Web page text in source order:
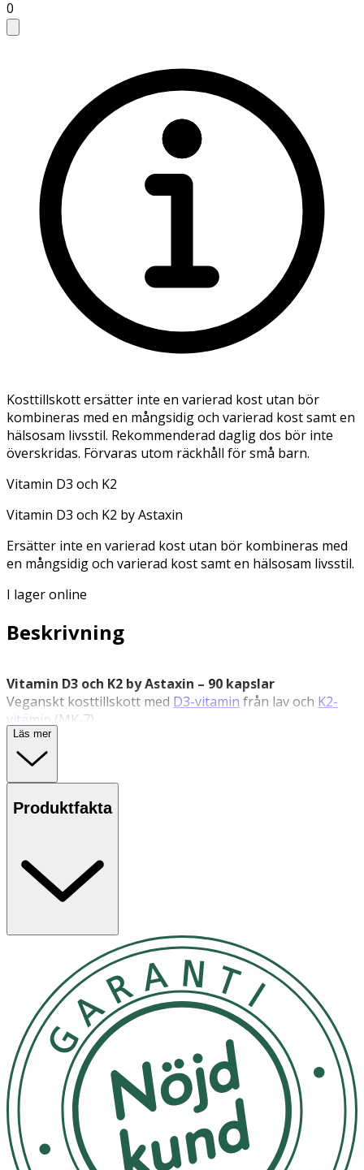
0
Kosttillskott ersätter inte en varierad kost utan bör
kombineras med en mångsidig och varierad kost samt en
hälsosam livsstil. Rekommenderad daglig dos bör inte
överskridas. Förvaras utom räckhåll för små barn.
Vitamin D3 och K2
Vitamin D3 och K2 by Astaxin
Ersätter inte en varierad kost utan bör kombineras med
en mångsidig och varierad kost samt en hälsosam livsstil.
I lager online
Beskrivning
Vitamin D3 och K2 by Astaxin – 90 kapslar
Veganskt kosttillskott med D3-vitamin från lav och K2-
vitamin (MK‑7).
Vitamin D3 och K2 från Astaxin kombinerar vitamin D3
(vegansk kolekalciferol) från lav, ett växtbaserat
alternativ till traditionell D3 från animaliska källor, med
vitamin K2 i formen menakinon‑7 (MenaQ7®). Produkten
Vitamin D
funktion
·Vitamin Dbidrar till normal muskelfunktion
Vitamin Dbidrar till att bibehålla normal
benstomme och tänder
Vitamin Kbidrar till normal blodkoagulation
·Vitamin Kbidrar till att bibehålla normal benstomme
Användning & Dosering
·
Rekommenderat intag:1–2 kapslar per dag i
samband med måltid.
Observera:
Läs mer
Produktfakta